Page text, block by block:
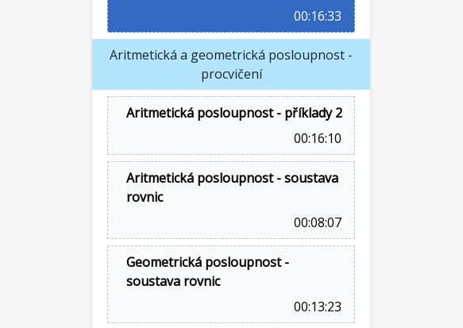
00:16:33
Aritmetická a geometrická posloupnost -
procvičení
Aritmetická posloupnost - příklady 2
00:16:10
Aritmetická posloupnost - soustava
rovnic
00:08:07
Geometrická posloupnost -
soustava rovnic
00:13:23